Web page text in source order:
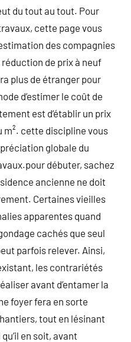
du tout au tout. Pour
cette page vous
des compagnies
de prix à neuf
plus de étranger pour
d’estimer le coût de
est d’établir un prix
m². cette discipline vous
globale du
débuter, sachez
ancienne ne doit
Certaines vieilles
apparentes quand
cachés que seul
parfois relever. Ainsi,
les contrariétés
avant d’entamer la
foyer fera en sorte
tout en lésinant
en soit, avant